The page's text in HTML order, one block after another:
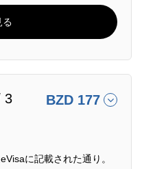
る
3
BZD 177
に記載された通り。